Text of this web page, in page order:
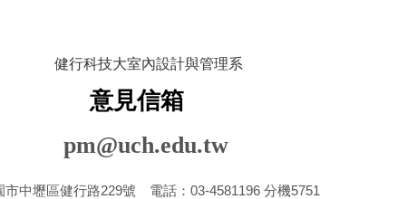
健行科技大室內設計與管理系
意見信箱
pm@uch.edu.tw
市中壢區健行路229號 電話：03-4581196 分機5751